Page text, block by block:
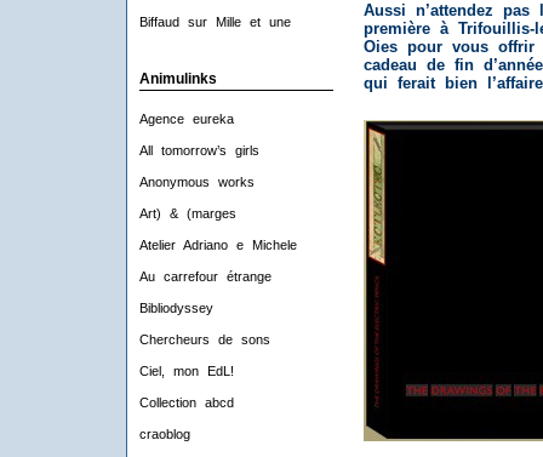
Biffaud sur Mille et une
Animulinks
Agence eureka
All tomorrow’s girls
Anonymous works
Art) & (marges
Atelier Adriano e Michele
Au carrefour étrange
Bibliodyssey
Chercheurs de sons
Ciel, mon EdL!
Collection abcd
craoblog
Aussi n’attendez pas
première à Trifouillis-
Oies pour vous offrir
cadeau de fin
qui ferait bien